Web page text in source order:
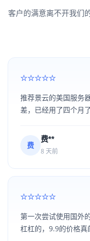
客户的满意离不开我们
推荐景云的美国服务
差，已经用了四个月
费
费**
8 天前
第一次尝试使用国外
杠杠的，9.9的价格